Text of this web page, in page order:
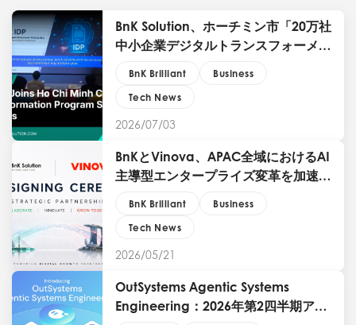
BnK Solution、ホーチミン市「20万社
中小企業デジタルトランスフォーメー
2026/07/03
BnK Brilliant
Business
Tech News
BnKとVinova、APAC全域におけるAI
主導型エンタープライズ変革を加速す
2026/05/21
BnK Brilliant
Business
Tech News
OutSystems Agentic Systems
Engineering：2026年第2四半期アー